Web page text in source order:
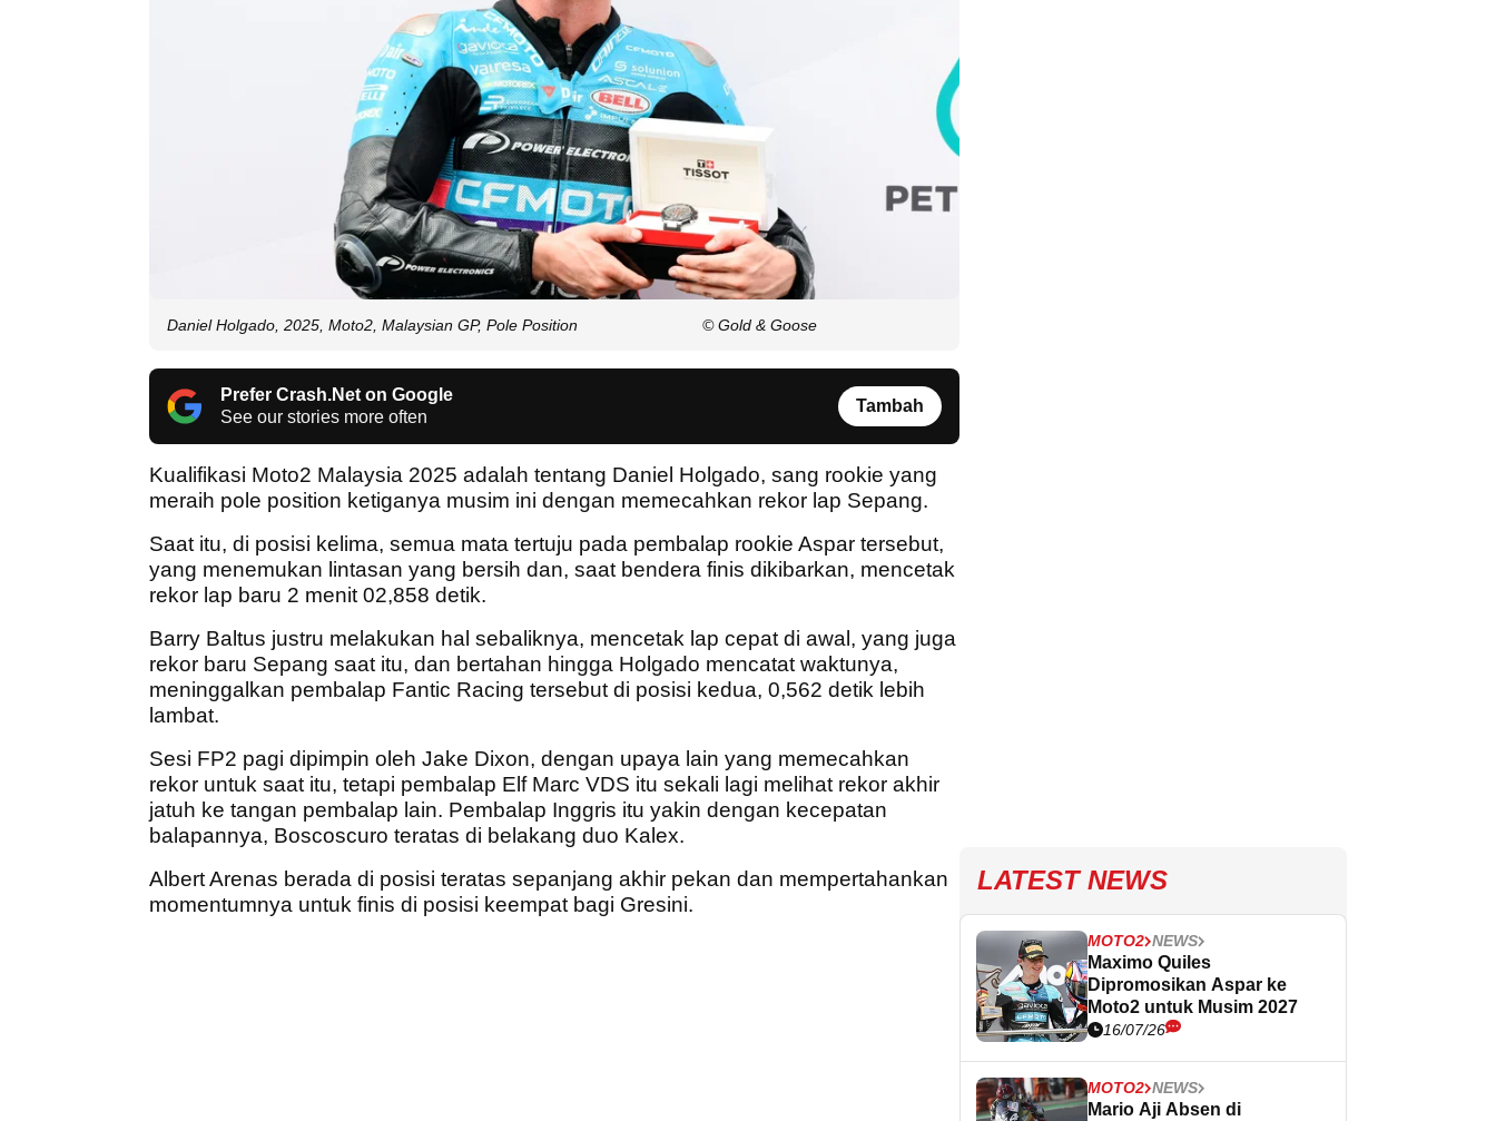
Daniel Holgado, 2025, Moto2, Malaysian GP, Pole Position © Gold & Goose
Prefer Crash.Net on Google
See our stories more often
Tambah
Kualifikasi Moto2 Malaysia 2025 adalah tentang Daniel Holgado, sang rookie yang
meraih pole position ketiganya musim ini dengan memecahkan rekor lap Sepang.
Saat itu, di posisi kelima, semua mata tertuju pada pembalap rookie Aspar tersebut,
yang menemukan lintasan yang bersih dan, saat bendera finis dikibarkan, mencetak
rekor lap baru 2 menit 02,858 detik.
Barry Baltus justru melakukan hal sebaliknya, mencetak lap cepat di awal, yang juga
rekor baru Sepang saat itu, dan bertahan hingga Holgado mencatat waktunya,
meninggalkan pembalap Fantic Racing tersebut di posisi kedua, 0,562 detik lebih
lambat.
Sesi FP2 pagi dipimpin oleh Jake Dixon, dengan upaya lain yang memecahkan
rekor untuk saat itu, tetapi pembalap Elf Marc VDS itu sekali lagi melihat rekor akhir
jatuh ke tangan pembalap lain. Pembalap Inggris itu yakin dengan kecepatan
balapannya, Boscoscuro teratas di belakang duo Kalex.
Albert Arenas berada di posisi teratas sepanjang akhir pekan dan mempertahankan
momentumnya untuk finis di posisi keempat bagi Gresini.
LATEST NEWS
MOTO2 NEWS
Maximo Quiles
Dipromosikan Aspar ke
Moto2 untuk Musim 2027
16/07/26
MOTO2 NEWS
Mario Aji Absen di